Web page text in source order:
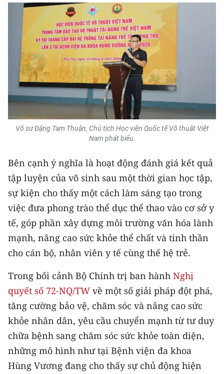
Media Thể thao
Media Giáo dục
Media Y tế
Media Khoa học - Công nghệ
Media Môi trường
Ảnh
TIN MỚI
TIN ĐỊA PHƯƠNG
Trung du và miền núi phía Bắc
Đồng bằng sông Hồng
Duyên hải Nam Trung Bộ và Tây
Nguyên
Đông Nam Bộ
Đồng bằng sông Cửu Long
Chuyên trang Hà Nội
Võ sư Đặng Tam Thuận, Chủ tịch Học viện Quốc tế Võ thuật Việt
Nam phát biểu.
Bên cạnh ý nghĩa là hoạt động đánh giá kết quả
tập luyện của võ sinh sau một thời gian học tập,
sự kiện cho thấy một cách làm sáng tạo trong
việc đưa phong trào thể dục thể thao vào cơ sở y
tế, góp phần xây dựng môi trường văn hóa lành
mạnh, nâng cao sức khỏe thể chất và tinh thần
cho cán bộ, nhân viên y tế cùng thế hệ trẻ.
Trong bối cảnh Bộ Chính trị ban hành Nghị
quyết số 72-NQ/TW về một số giải pháp đột phá,
tăng cường bảo vệ, chăm sóc và nâng cao sức
khỏe nhân dân, yêu cầu chuyển mạnh từ tư duy
chữa bệnh sang chăm sóc sức khỏe toàn diện,
những mô hình như tại Bệnh viện đa khoa
Hùng Vương đang cho thấy sự chủ động hiện